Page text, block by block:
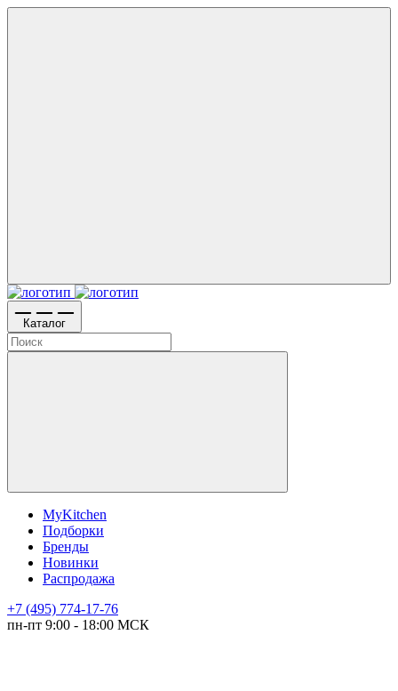
Каталог
MyKitchen
Подборки
Бренды
Новинки
Распродажа
+7 (495) 774-17-76
пн-пт 9:00 - 18:00 МСК